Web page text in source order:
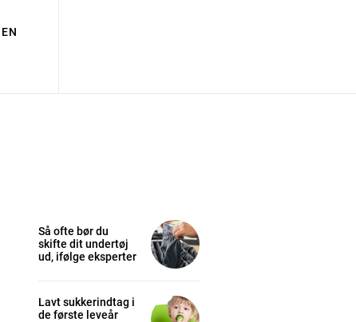
EN
Så ofte bør du
skifte dit undertøj
ud, ifølge eksperter
Lavt sukkerindtag i
de første leveår